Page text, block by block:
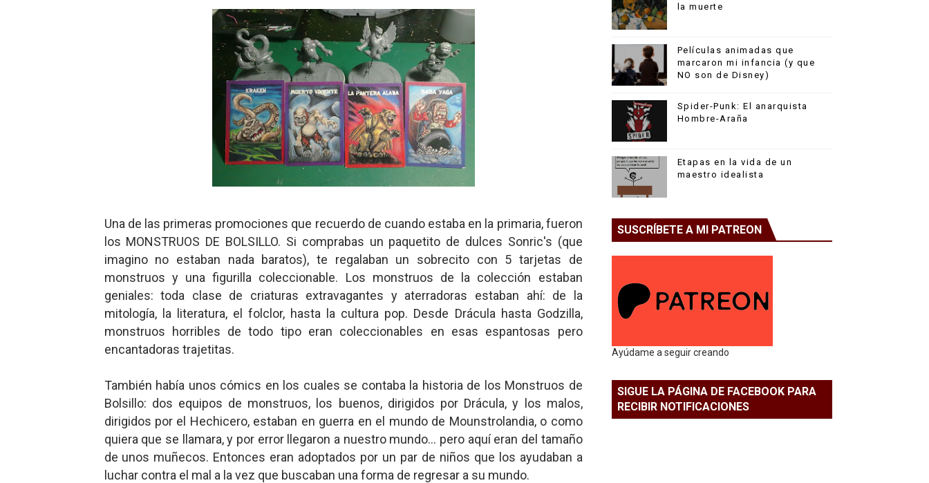
Una de las primeras promociones que recuerdo de cuando estaba en la primaria, fueron
los MONSTRUOS DE BOLSILLO. Si comprabas un paquetito de dulces Sonric's (que
imagino no estaban nada baratos), te regalaban un sobrecito con 5 tarjetas de
monstruos y una figurilla coleccionable. Los monstruos de la colección estaban
geniales: toda clase de criaturas extravagantes y aterradoras estaban ahí: de la
mitología, la literatura, el folclor, hasta la cultura pop. Desde Drácula hasta Godzilla,
monstruos horribles de todo tipo eran coleccionables en esas espantosas pero
encantadoras trajetitas.
También había unos cómics en los cuales se contaba la historia de los Monstruos de
Bolsillo: dos equipos de monstruos, los buenos, dirigidos por Drácula, y los malos,
dirigidos por el Hechicero, estaban en guerra en el mundo de Mounstrolandia, o como
quiera que se llamara, y por error llegaron a nuestro mundo... pero aquí eran del tamaño
de unos muñecos. Entonces eran adoptados por un par de niños que los ayudaban a
luchar contra el mal a la vez que buscaban una forma de regresar a su mundo.
la muerte
Películas animadas que
marcaron mi infancia (y que
NO son de Disney)
Spider-Punk: El anarquista
Hombre-Araña
Etapas en la vida de un
maestro idealista
SUSCRÍBETE A MI PATREON
Ayúdame a seguir creando
SIGUE LA PÁGINA DE FACEBOOK PARA
RECIBIR NOTIFICACIONES